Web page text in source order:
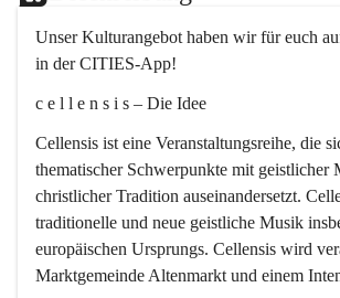
Unser Kulturangebot haben wir für euch
in der CITIES-App!
c e l l e n s i s – Die Idee
Cellensis ist eine Veranstaltungsreihe, die
thematischer Schwerpunkte mit geistlicher
christlicher Tradition auseinandersetzt.
traditionelle und neue geistliche Musik
europäischen Ursprungs. Cellensis wird
Marktgemeinde Altenmarkt und einem